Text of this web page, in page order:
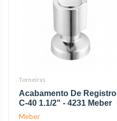
Torneiras
Acabamento De Registro
C-40 1.1/2" - 4231 Meber
Meber